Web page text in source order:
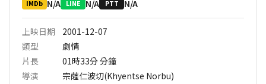
IMDb N/A LINE N/A PTT N/A
上映日期
2001-12-07
類型
劇情
片長
01時33分分鐘
導演
宗薩仁波切(Khyentse Norbu)